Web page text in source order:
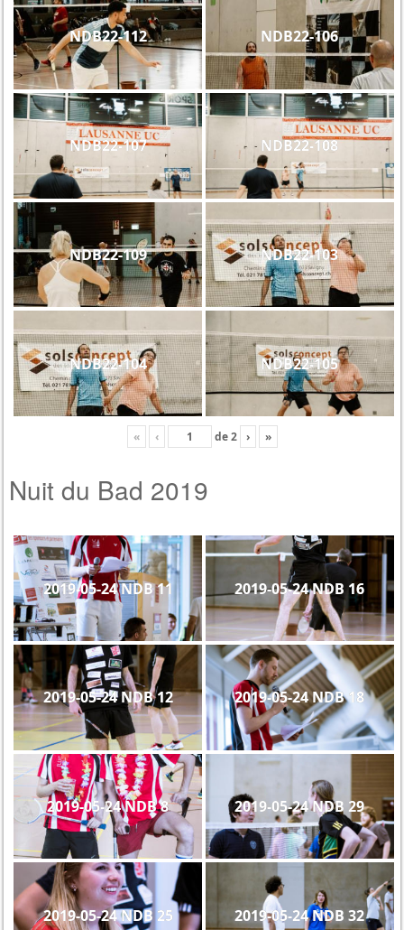
NDB22-112 NDB22-106
NDB22-107 NDB22-108
NDB22-109 NDB22-103
NDB22-104 NDB22-105
« ‹ de2 › »
Nuit du Bad 2019
2019-05-24 NDB 11 2019-05-24 NDB 16
2019-05-24 NDB 12 2019-05-24 NDB 18
2019-05-24 NDB 8 2019-05-24 NDB 29
2019-05-24 NDB 25 2019-05-24 NDB 32